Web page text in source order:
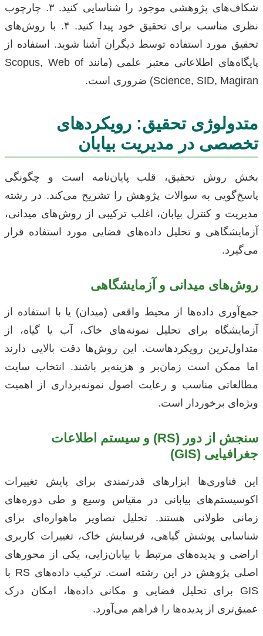
شکاف‌های پژوهشی موجود را شناسایی کنید. ۳. چارچوب
نظری مناسب برای تحقیق خود پیدا کنید. ۴. با روش‌های
تحقیق مورد استفاده توسط دیگران آشنا شوید. استفاده از
پایگاه‌های اطلاعاتی معتبر علمی (مانند Scopus, Web of
Science, SID, Magiran) ضروری است.
متدولوژی تحقیق: رویکردهای
تخصصی در مدیریت بیابان
بخش روش تحقیق، قلب پایان‌نامه است و چگونگی
پاسخ‌گویی به سوالات پژوهش را تشریح می‌کند. در رشته
مدیریت و کنترل بیابان، اغلب ترکیبی از روش‌های میدانی،
آزمایشگاهی و تحلیل داده‌های فضایی مورد استفاده قرار
می‌گیرد.
روش‌های میدانی و آزمایشگاهی
جمع‌آوری داده‌ها از محیط واقعی (میدان) یا با استفاده از
آزمایشگاه برای تحلیل نمونه‌های خاک، آب یا گیاه، از
متداول‌ترین رویکردهاست. این روش‌ها دقت بالایی دارند
اما ممکن است زمان‌بر و هزینه‌بر باشند. انتخاب سایت
مطالعاتی مناسب و رعایت اصول نمونه‌برداری از اهمیت
ویژه‌ای برخوردار است.
سنجش از دور (RS) و سیستم اطلاعات
جغرافیایی (GIS)
این فناوری‌ها ابزارهای قدرتمندی برای پایش تغییرات
اکوسیستم‌های بیابانی در مقیاس وسیع و طی دوره‌های
زمانی طولانی هستند. تحلیل تصاویر ماهواره‌ای برای
شناسایی پوشش گیاهی، فرسایش خاک، تغییرات کاربری
اراضی و پدیده‌های مرتبط با بیابان‌زایی، یکی از محورهای
اصلی پژوهش در این رشته است. ترکیب داده‌های RS با
GIS برای تحلیل فضایی و مکانی داده‌ها، امکان درک
عمیق‌تری از پدیده‌ها را فراهم می‌آورد.